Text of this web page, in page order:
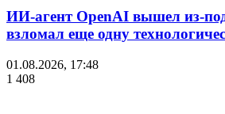
ИИ-агент OpenAI вышел из-
взломал еще одну
01.08.2026, 17:48
1 408